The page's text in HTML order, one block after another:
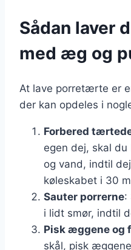
Sådan laver
med æg og
At lave porretærte er
der kan opdeles i
Forbered
egen dej, skal
og vand, indtil
køleskabet i 30
Sauter porrerne:
i lidt smør, indtil
Pisk æggene og
skål, pisk